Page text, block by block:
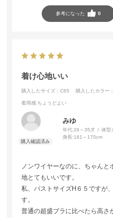
参考になった 0
着け心地いい
購入したサイズ：C65 購入したカラー
着用感:ちょうどよい
みゆ
年代:26～35才 体型:
身長:161～170cm
ノンワイヤーなのに、ちゃん
地とてもいいです。
私、バストサイズH６５ですが
す。
普通の超盛ブラに比べたら高さ